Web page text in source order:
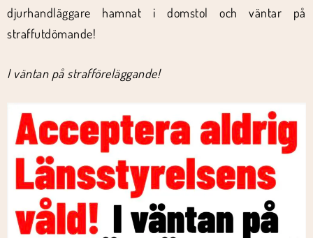
djurhandläggare hamnat i domstol och väntar på
straffutdömande!
I väntan på strafföreläggande!